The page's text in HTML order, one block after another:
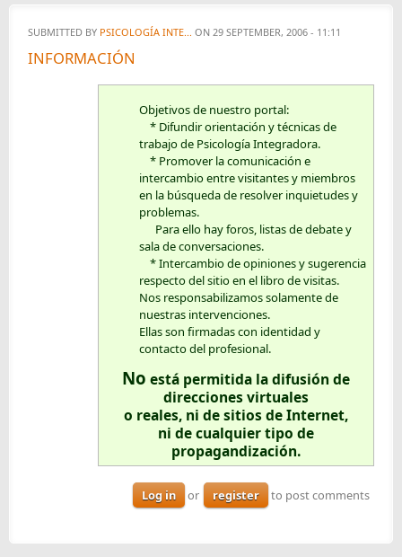
SUBMITTED BY PSICOLOGÍA INTE... ON 29 SEPTEMBER, 2006 - 11:11
INFORMACIÓN
Objetivos de nuestro portal:
* Difundir orientación y técnicas de
trabajo de Psicología Integradora.
* Promover la comunicación e
intercambio entre visitantes y miembros
en la búsqueda de resolver inquietudes y
problemas.
Para ello hay foros, listas de debate y
sala de conversaciones.
* Intercambio de opiniones y sugerencia
respecto del sitio en el libro de visitas.
Nos responsabilizamos solamente de
nuestras intervenciones.
Ellas son firmadas con identidad y
contacto del profesional.
No está permitida la difusión de
direcciones virtuales
o reales, ni de sitios de Internet,
ni de cualquier tipo de
propagandización.
Log in or register to post comments